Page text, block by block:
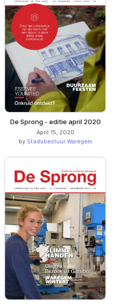
De Sprong - editie april 2020
April 15, 2020
by Stadsbestuur Waregem